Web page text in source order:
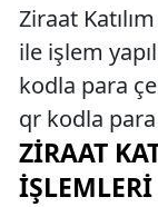
Ziraat
ile işlem
kodla para
qr kodla para
ZIRAAT